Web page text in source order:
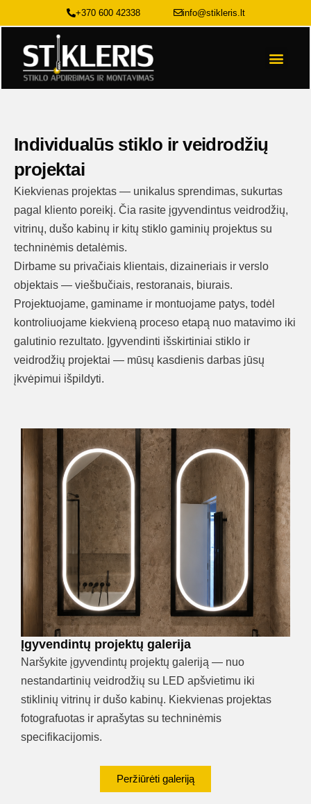
prie
turinio
+370 600 42338 info@stikleris.lt
Individualūs stiklo ir veidrodžių
projektai
Kiekvienas projektas — unikalus sprendimas, sukurtas
pagal kliento poreikį. Čia rasite įgyvendintus veidrodžių,
vitrinų, dušo kabinų ir kitų stiklo gaminių projektus su
techninėmis detalėmis.
Dirbame su privačiais klientais, dizaineriais ir verslo
objektais — viešbučiais, restoranais, biurais.
Projektuojame, gaminame ir montuojame patys, todėl
kontroliuojame kiekvieną proceso etapą nuo matavimo iki
galutinio rezultato. Įgyvendinti išskirtiniai stiklo ir
veidrodžių projektai — mūsų kasdienis darbas jūsų
įkvėpimui išpildyti.
Įgyvendintų projektų galerija
Naršykite įgyvendintų projektų galeriją — nuo
nestandartinių veidrodžių su LED apšvietimu iki
stiklinių vitrinų ir dušo kabinų. Kiekvienas projektas
fotografuotas ir aprašytas su techninėmis
specifikacijomis.
Peržiūrėti galeriją